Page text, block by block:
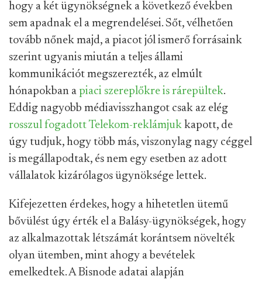
hogy a két ügynökségnek a következő években
sem apadnak el a megrendelései. Sőt, vélhetően
tovább nőnek majd, a piacot jól ismerő forrásaink
szerint ugyanis miután a teljes állami
kommunikációt megszerezték, az elmúlt
hónapokban a piaci szereplőkre is rárepültek.
Eddig nagyobb médiavisszhangot csak az elég
rosszul fogadott Telekom-reklámjuk kapott, de
úgy tudjuk, hogy több más, viszonylag nagy céggel
is megállapodtak, és nem egy esetben az adott
vállalatok kizárólagos ügynöksége lettek.
Kifejezetten érdekes, hogy a hihetetlen ütemű
bővülést úgy érték el a Balásy-ügynökségek, hogy
az alkalmazottak létszámát korántsem növelték
olyan ütemben, mint ahogy a bevételek
emelkedtek. A Bisnode adatai alapján